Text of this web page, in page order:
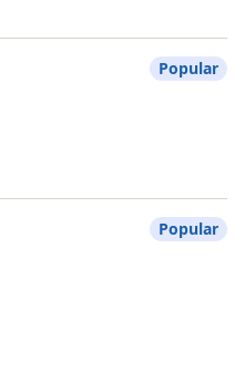
Popular
Popular